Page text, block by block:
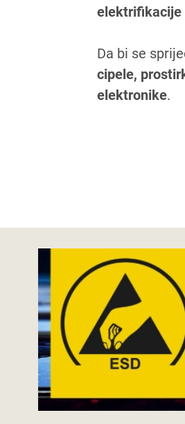
elektrifikacije
Da bi se
cipele,
elektronike.